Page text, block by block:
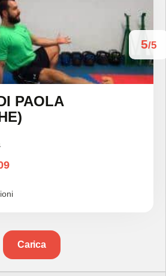
5/5
PAOLA
Carica